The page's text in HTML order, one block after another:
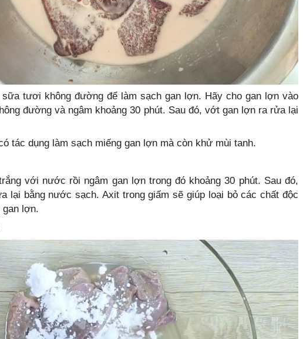
tươi không đường để làm sạch gan lợn. Hãy cho gan lợn vào
đường và ngâm khoảng 30 phút. Sau đó, vớt gan lợn ra rửa lại
tác dụng làm sạch miếng gan lợn mà còn khử mùi tanh.
với nước rồi ngâm gan lợn trong đó khoảng 30 phút. Sau đó,
lại bằng nước sạch. Axit trong giấm sẽ giúp loại bỏ các chất độc
gan lợn.